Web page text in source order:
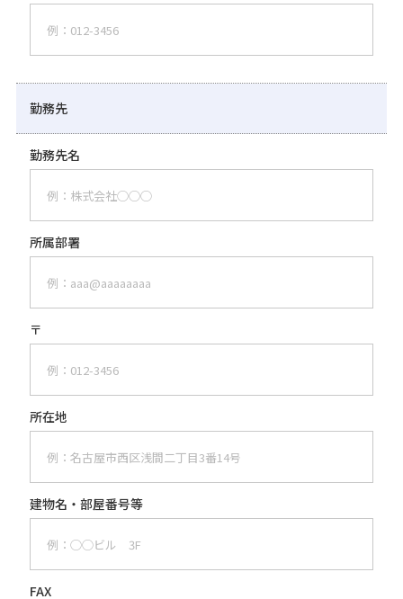
勤務先
勤務先名
所属部署
〒
所在地
建物名・ 部屋番号等
FAX